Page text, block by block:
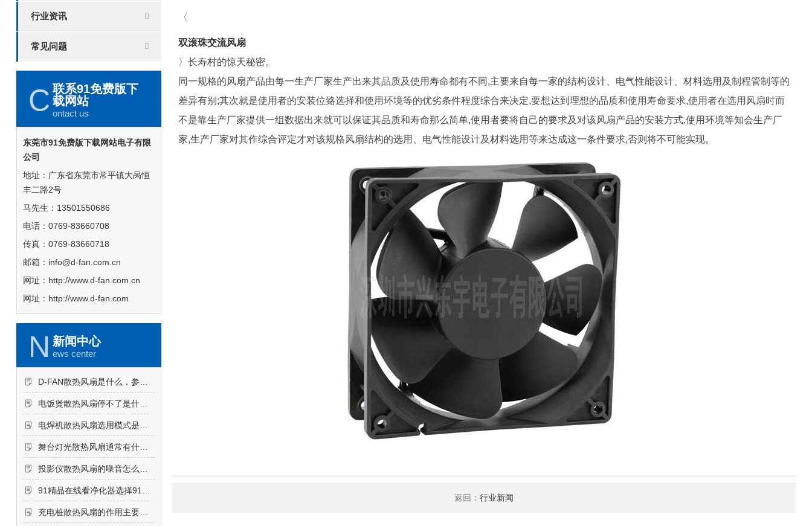
行业资讯
常见问题
C 联系91免费版下
载网站
ontact us
东莞市91免费版下载网站电子有限
公司
地址：广东省东莞市常平镇大呙恒
丰二路2号
马先生：13501550686
电话：0769-83660708
传真：0769-83660718
邮箱：info@d-fan.com.cn
网址：http://www.d-fan.com.cn
网址：http://www.d-fan.com
N 新闻中心
ews center
D-FAN散热风扇是什么，参数如何
电饭煲散热风扇停不了是什么原因导致的，怎么解决
电焊机散热风扇选用模式是吸风还是吹风
舞台灯光散热风扇通常有什么要求？
投影仪散热风扇的噪音怎么降低
91精品在线看净化器选择91精品在线看净化器散热风扇的原因
充电桩散热风扇的作用主要包括哪些方面
〈
双滚珠交流风扇
〉长寿村的惊天秘密。
同一规格的风扇产品由每一生产厂家生产出来其品质及使用寿命都有不同,主要来自每一家的结构设计、电气性能设计、材料选用及制程管制等的
差异有别;其次就是使用者的安装位臵选择和使用环境等的优劣条件程度综合来决定,要想达到理想的品质和使用寿命要求,使用者在选用风扇时而
不是靠生产厂家提供一组数据出来就可以保证其品质和寿命那么简单,使用者要将自己的要求及对该风扇产品的安装方式,使用环境等知会生产厂
家,生产厂家对其作综合评定才对该规格风扇结构的选用、电气性能设计及材料选用等来达成这一条件要求,否则将不可能实现。
返回：行业新闻